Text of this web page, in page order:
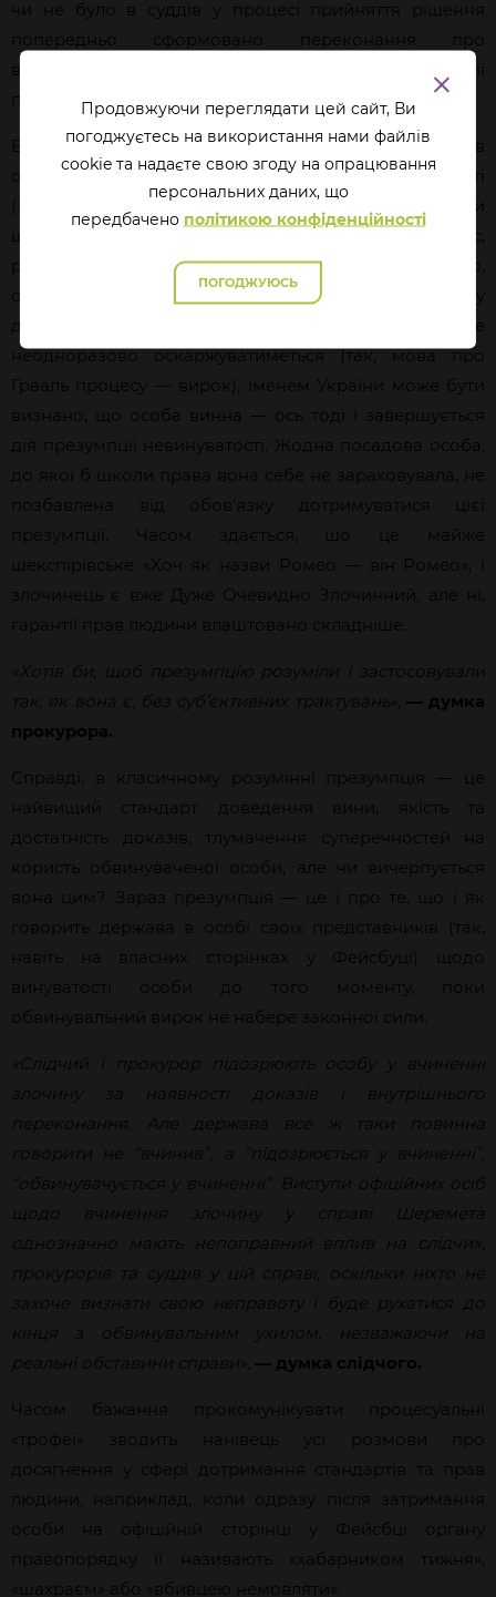
чи не було в суддів у процесі прийняття рішення
попередньо сформовано переконання про
винуватість особи через такі-от голосні позиції
представників держави?
Відмінність цих ситуацій у тому, що, хоч для авторів
обвинувального акту вже не йдеться про ймовірності
(здебільшого), це ще не остаточна позиція держави
щодо винуватості особи, суддя вестиме процес,
розбиратиметься з доказами й аргументацією,
оцінюватиме позицію захисту. Лише в іншому
документі, який народиться не так і швидко та ще
неодноразово оскаржуватиметься (так, мова про
Грааль процесу — вирок), іменем України може бути
визнано, що особа винна — ось тоді і завершується
дія презумпції невинуватості. Жодна посадова особа,
до якої б школи права вона себе не зараховувала, не
позбавлена від обов’язку дотримуватися цієї
презумпції. Часом здається, що це майже
шекспірівське «Хоч як назви Ромео — він Ромео», і
злочинець є вже Дуже Очевидно Злочинний, але ні,
гарантії прав людини влаштовано складніше.
«Хотів би, щоб презумпцію розуміли і застосовували
так, як вона є, без суб’єктивних трактувань», — думка
прокурора.
Справді, в класичному розумінні презумпція — це
найвищий стандарт доведення вини, якість та
достатність доказів, тлумачення суперечностей на
користь обвинуваченої особи, але чи вичерпується
вона цим? Зараз презумпція — це і про те, що і як
говорить держава в особі своїх представників (так,
навіть на власних сторінках у Фейсбуці) щодо
винуватості особи до того моменту, поки
обвинувальний вирок не набере законної сили.
«Слідчий і прокурор підозрюють особу у вчиненні
злочину за наявності доказів і внутрішнього
переконання. Але держава все ж таки повинна
говорити не “вчинив”, а “підозрюється у вчиненні”,
“обвинувачується у вчиненні”. Виступи офіційних осіб
щодо вчинення злочину у справі Шеремета
однозначно мають непоправний вплив на слідчих,
прокурорів та суддів у цій справі, оскільки ніхто не
захоче визнати свою неправоту і буде рухатися до
кінця з обвинувальним ухилом, незважаючи на
реальні обставини справи»,
— думка слідчого.
Часом бажання прокомунікувати процесуальні
«трофеї» зводить нанівець усі розмови про
досягнення у сфері дотримання стандартів та прав
людини, наприклад, коли одразу після затримання
особи на офіційній сторінці у Фейсбці органу
правопорядку її називають «хабарником тижня»,
«шахраєм» або «вбивцею немовляти».
Продовжуючи переглядати цей сайт, Ви
погоджуєтесь на використання нами файлів
cookie та надаєте свою згоду на опрацювання
перcональних даних, що
передбачено політикою конфіденційності
ПОГОДЖУЮСЬ